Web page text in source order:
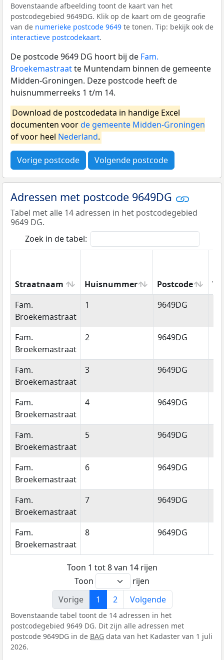
Bovenstaande afbeelding toont de kaart van het
postcodegebied 9649DG. Klik op de kaart om de geografie
van de numerieke postcode 9649 te tonen. Tip: bekijk ook de
interactieve postcodekaart.
De postcode 9649 DG hoort bij de Fam.
Broekemastraatte Muntendam binnen de gemeente
Midden-Groningen. Deze postcode heeft de
huisnummerreeks 1 t/m 14.
Download de postcodedata in handige Excel
documenten voorde gemeente Midden-Groningen
of voor heel Nederland.
Vorige postcode Volgende postcode
Adressen met postcode 9649DG
Tabel met alle 14 adressen in het postcodegebied
9649 DG.
Zoek in de tabel:
Straatnaam Huisnummer Postcode
Straatnaam
Huisnummer Postcode
Fam.
Broekemastraat
1 9649DG
Fam.
Broekemastraat
2 9649DG
Fam.
Broekemastraat
3 9649DG
Fam.
Broekemastraat
4 9649DG
Fam.
Broekemastraat
5 9649DG
Fam.
Broekemastraat
6 9649DG
Fam.
Broekemastraat
7 9649DG
Fam.
Broekemastraat
8 9649DG
Toon 1 tot 8 van 14 rijen
Toon
rijen
Vorige
1 2 Volgende
Bovenstaande tabel toont de 14 adressen in het
postcodegebied 9649 DG. Dit zijn alle adressen met
postcode 9649DG in de BAG data van het Kadaster van 1 juli
2026.